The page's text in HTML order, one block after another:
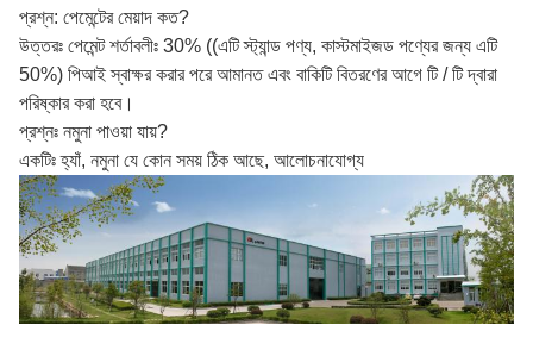
প্রশ্ন: পেমেন্টের মেয়াদ কত?
উত্তরঃ পেমেন্ট শর্তাবলীঃ 30% ((এটি স্ট্যান্ড পণ্য, কাস্টমাইজড পণ্যের জন্য এটি
50%) পিআই স্বাক্ষর করার পরে আমানত এবং বাকিটি বিতরণের আগে টি / টি দ্বারা
পরিষ্কার করা হবে।
প্রশ্নঃ নমুনা পাওয়া যায়?
একটিঃ হ্যাঁ, নমুনা যে কোন সময় ঠিক আছে, আলোচনাযোগ্য